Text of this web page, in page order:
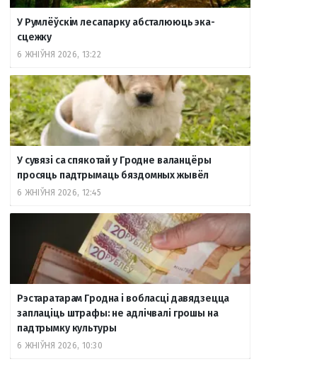
У Румлёўскім лесапарку абсталююць эка-
сцежку
6 ЖНІЎНЯ 2026, 13:22
У сувязі са спякотай у Гродне валанцёры
просяць падтрымаць бяздомных жывёл
6 ЖНІЎНЯ 2026, 12:45
Рэстаратарам Гродна і вобласці давядзецца
заплаціць штрафы: не адлічвалі грошы на
падтрымку культуры
6 ЖНІЎНЯ 2026, 10:30